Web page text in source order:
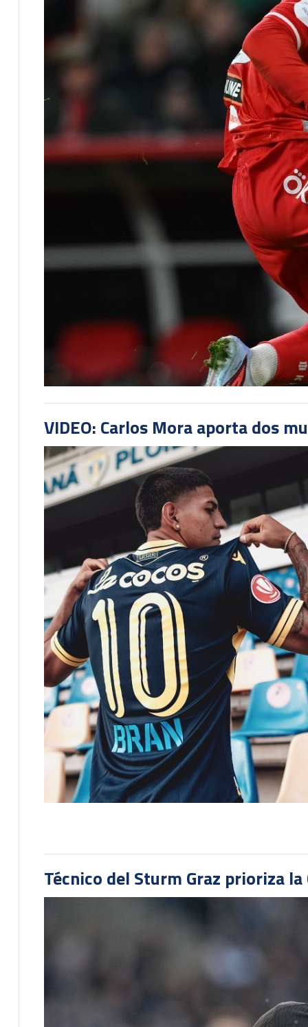
VIDEO: Carlos Mora aporta dos
Técnico del Sturm Graz prioriza